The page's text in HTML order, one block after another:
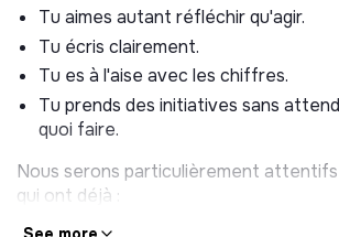
Des fondations et coalitions
Melinda Gates Foundation, GSMA,
Des individus souhaitant lancer des
impact social (artistes et
Description du poste
Préambule :
Tu aimes autant réfléchir qu'agir.
Tu écris clairement.
Tu es à l'aise avec les chiffres.
Tu prends des initiatives sans
quoi faire.
Nous serons particulièrement
qui ont déjà :